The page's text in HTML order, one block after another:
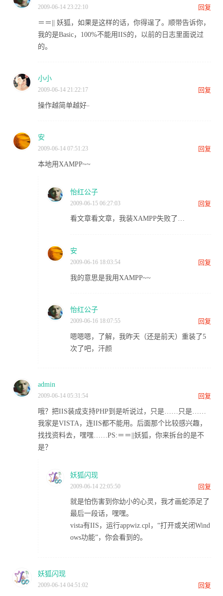
2009-06-14 23:22:10 回复
＝＝|| 妖狐，如果是这样的话，你得逞了。顺带告诉你，
我的是Basic，100%不能用IIS的，以前的日志里面说过
的。
小小
2009-06-14 21:22:17 回复
操作越简单越好
安
2009-06-14 07:51:23 回复
本地用XAMPP~~
怡红公子
2009-06-15 06:27:03 回复
看文章看文章，我装XAMPP失败了…
安
2009-06-16 18:03:54 回复
我的意思是我用XAMPP~~
怡红公子
2009-06-16 18:07:55 回复
嗯嗯嗯，了解，我昨天（还是前天）重装了5
次了吧，汗颜
admin
2009-06-14 05:31:54 回复
哦？把IIS装成支持PHP到是听说过，只是……只是……
我家是VISTA，连IIS都不能用。后面那个比较感兴趣，
找找资料去，嘿嘿……PS:＝＝||妖狐，你来拆台的是不
是？
妖狐闪现
2009-06-14 22:05:50 回复
就是怕伤害到你幼小的心灵，我才画蛇添足了
最后一段话，嘿嘿。
vista有IIS，运行appwiz.cpl，“打开或关闭Wind
ows功能”，你会看到的。
妖狐闪现
2009-06-14 04:51:02 回复